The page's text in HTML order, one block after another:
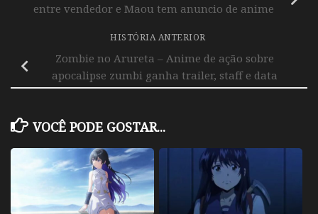
entre vendedor e Maou tem anuncio de anime
HISTÓRIA ANTERIOR
Zombie no Arureta – Anime de ação sobre
apocalipse zumbi ganha trailer, staff e data
VOCÊ PODE GOSTAR...